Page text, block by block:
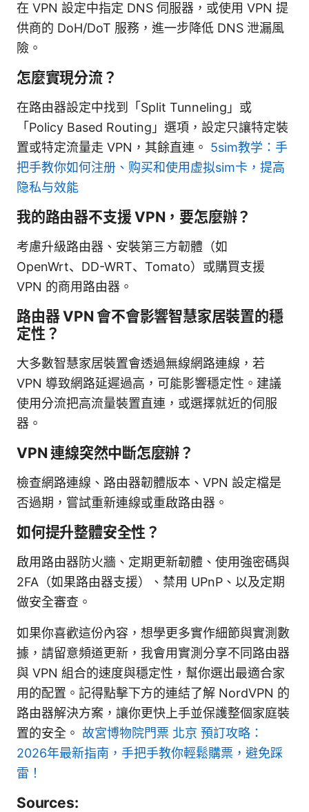
在 VPN 設定中指定 DNS 伺服器，或使用 VPN 提
供商的 DoH/DoT 服務，進一步降低 DNS 泄漏風
險。
怎麼實現分流？
在路由器設定中找到「Split Tunneling」或
「Policy Based Routing」選項，設定只讓特定裝
置或特定流量走 VPN，其餘直連。 5sim教学：手
把手教你如何注册、购买和使用虚拟sim卡，提高
隐私与效能
我的路由器不支援 VPN，要怎麼辦？
考慮升級路由器、安裝第三方韌體（如
OpenWrt、DD-WRT、Tomato）或購買支援
VPN 的商用路由器。
路由器 VPN 會不會影響智慧家居裝置的穩
定性？
大多數智慧家居裝置會透過無線網路連線，若
VPN 導致網路延遲過高，可能影響穩定性。建議
使用分流把高流量裝置直連，或選擇就近的伺服
器。
VPN 連線突然中斷怎麼辦？
檢查網路連線、路由器韌體版本、VPN 設定檔是
否過期，嘗試重新連線或重啟路由器。
如何提升整體安全性？
啟用路由器防火牆、定期更新韌體、使用強密碼與
2FA（如果路由器支援）、禁用 UPnP、以及定期
做安全審查。
如果你喜歡這份內容，想學更多實作細節與實測數
據，請留意頻道更新，我會用實測分享不同路由器
與 VPN 組合的速度與穩定性，幫你選出最適合家
用的配置。記得點擊下方的連結了解 NordVPN 的
路由器解決方案，讓你更快上手並保護整個家庭裝
置的安全。 故宮博物院門票 北京 預訂攻略：
2026年最新指南，手把手教你輕鬆購票，避免踩
雷！
Sources: